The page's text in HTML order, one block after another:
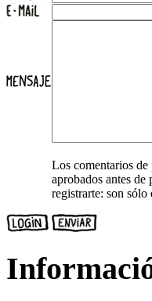
Los comentarios de
aprobados antes de
registrarte: son sólo